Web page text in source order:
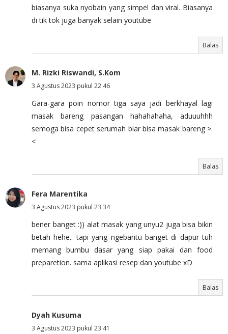
biasanya suka nyobain yang simpel dan viral. Biasanya
di tik tok juga banyak selain youtube
Balas
M. Rizki Riswandi, S.Kom
3 Agustus 2023 pukul 22.46
Gara-gara poin nomor tiga saya jadi berkhayal lagi
masak bareng pasangan hahahahaha, aduuuhhh
semoga bisa cepet serumah biar bisa masak bareng >.
<
Balas
Fera Marentika
3 Agustus 2023 pukul 23.34
bener banget :)) alat masak yang unyu2 juga bisa bikin
betah hehe.. tapi yang ngebantu banget di dapur tuh
memang bumbu dasar yang siap pakai dan food
preparetion. sama aplikasi resep dan youtube xD
Balas
Dyah Kusuma
3 Agustus 2023 pukul 23.41